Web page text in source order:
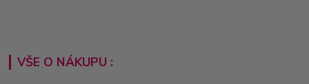
VŠE O NÁKUPU :